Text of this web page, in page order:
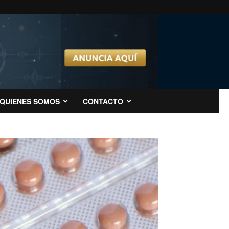
QUIENES SOMOS CONTACTO